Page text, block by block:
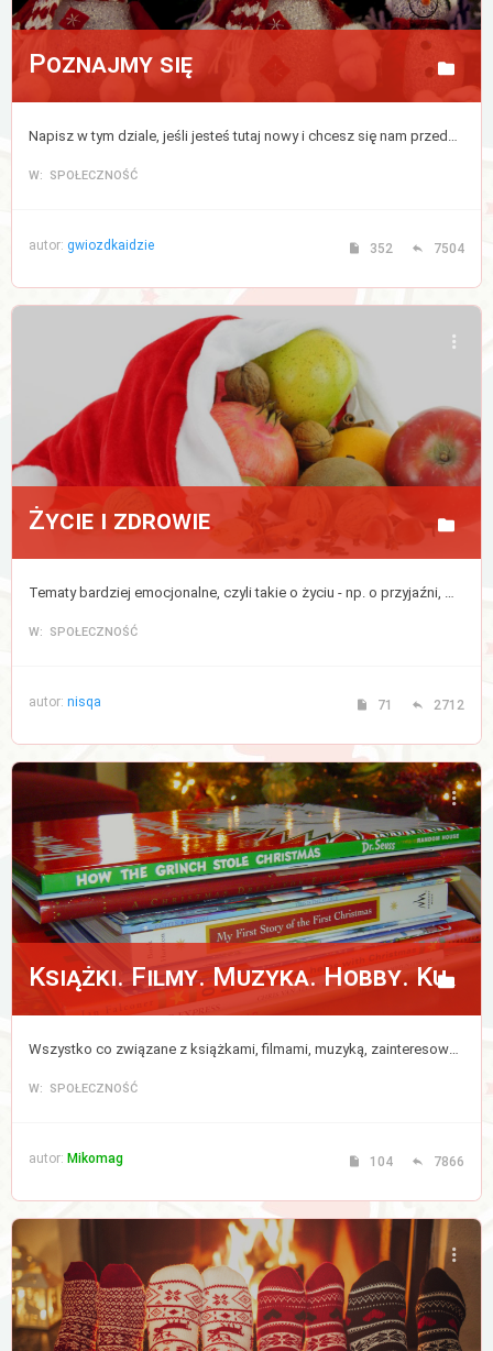
Poznajmy się
Napisz w tym dziale, jeśli jesteś tutaj nowy i chcesz się nam przedstawić, bądź zapoznać z pozostałymi uczestnikami forum.
W: SPOŁECZNOŚĆ
autor: gwiozdkaidzie 352 7504
Życie i zdrowie
Tematy bardziej emocjonalne, czyli takie o życiu - np. o przyjaźni, miłości, rodzinie, dzieciach, a także bezpośrednio lub pośrednio związane ze zdrowiem, medycyną, modą lub urodą (kosmetykami).
W: SPOŁECZNOŚĆ
autor: nisqa 71 2712
Książki. Filmy. Muzyka. Hobby. Kulinaria.
Wszystko co związane z książkami, filmami, muzyką, zainteresowaniami i kulinariami.
W: SPOŁECZNOŚĆ
autor: Mikomag 104 7866